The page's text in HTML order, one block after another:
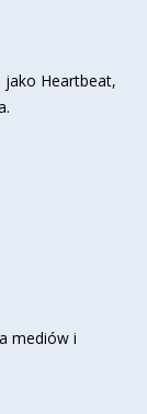
jako Heartbeat,
mediów i